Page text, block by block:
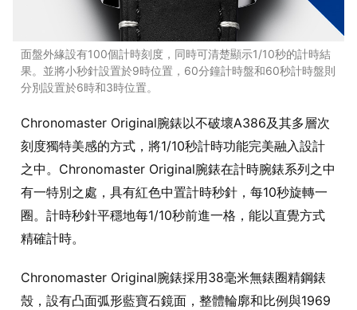
面盤外緣設有100個計時刻度，同時可清楚顯示1/10秒的計時結
果。並將小秒針設置於9時位置，60分鐘計時盤和60秒計時盤則
分別設置於6時和3時位置。
Chronomaster Original腕錶以不破壞A386及其多層次
刻度獨特美感的方式，將1/10秒計時功能完美融入設計
之中。Chronomaster Original腕錶在計時腕錶系列之中
有一特別之處，具有紅色中置計時秒針，每10秒旋轉一
圈。計時秒針平穩地每1/10秒前進一格，能以直覺方式
精確計時。
Chronomaster Original腕錶採用38毫米無錶圈精鋼錶
殼，設有凸面弧形藍寶石鏡面，整體輪廓和比例與1969